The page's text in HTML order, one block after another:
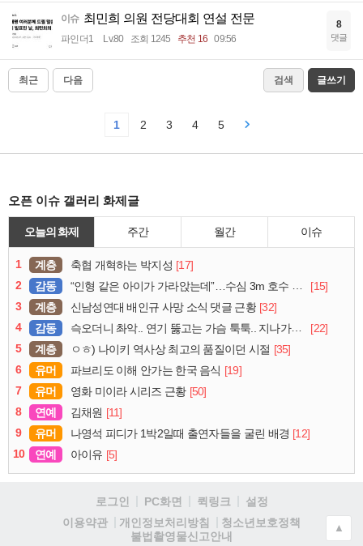
이슈 최민희 의원 전당대회 연설 전문
파인더1 Lv.80 조회 1245 추천 16 09:56
8
댓글
최근 다음 검색 글쓰기
1 2 3 4 5
오픈 이슈 갤러리 화제글
오늘의 화제 주간 월간 이슈
1 계층 축협 개혁하는 박지성 [17]
2
감동 “인형 같은 아이가 가라앉는데”…수심 3m 호수 뛰어든 60대 의인
[15]
3
계층 신남성연대 배인규 사망 소식 댓글 근황 [32]
4
감동 슥오더니 촤악.. 연기 뚫고는 가슴 툭툭.. 지나가던 아재의 정체
[22]
5
계층 ㅇㅎ) 나이키 역사상 최고의 품질이던 시절 [35]
6
유머 파브리도 이해 안가는 한국 음식 [19]
7
유머 영화 미이라 시리즈 근황 [50]
8
연예 김채원 [11]
9
유머 나영석 피디가 1박2일때 출연자들을 굴린 배경 [12]
10
연예 아이유 [5]
로그인 PC화면 퀵링크
설정
이용약관
개인정보처리방침
청소년보호정책
불법촬영물신고안내
▲